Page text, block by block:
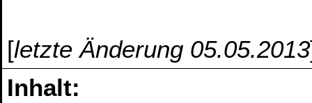
[letzte Änderung 05.05.2013
Inhalt: